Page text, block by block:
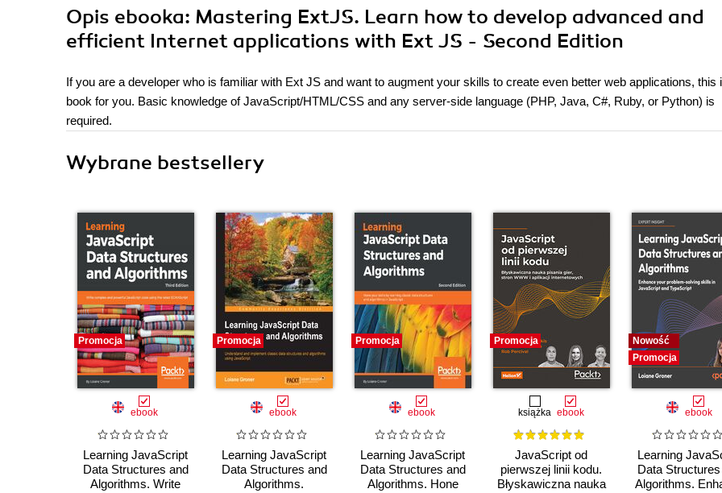
Opis ebooka: Mastering ExtJS. Learn how to develop advanced and
efficient Internet applications with Ext JS - Second Edition
If you are a developer who is familiar with Ext JS and want to augment your skills to create even better web applications, this
book for you. Basic knowledge of JavaScript/HTML/CSS and any server-side language (PHP, Java, C#, Ruby, or Python) is
required.
Wybrane bestsellery
Promocja
ebook
Learning JavaScript
Data Structures and
Algorithms. Write
Promocja
ebook
Learning JavaScript
Data Structures and
Algorithms.
Promocja
ebook
Learning JavaScript
Data Structures and
Algorithms. Hone
Promocja
książka ebook
JavaScript od
pierwszej linii kodu.
Błyskawiczna nauka
Nowość
Promocja
ebook
Learning
Data
Algorithms.